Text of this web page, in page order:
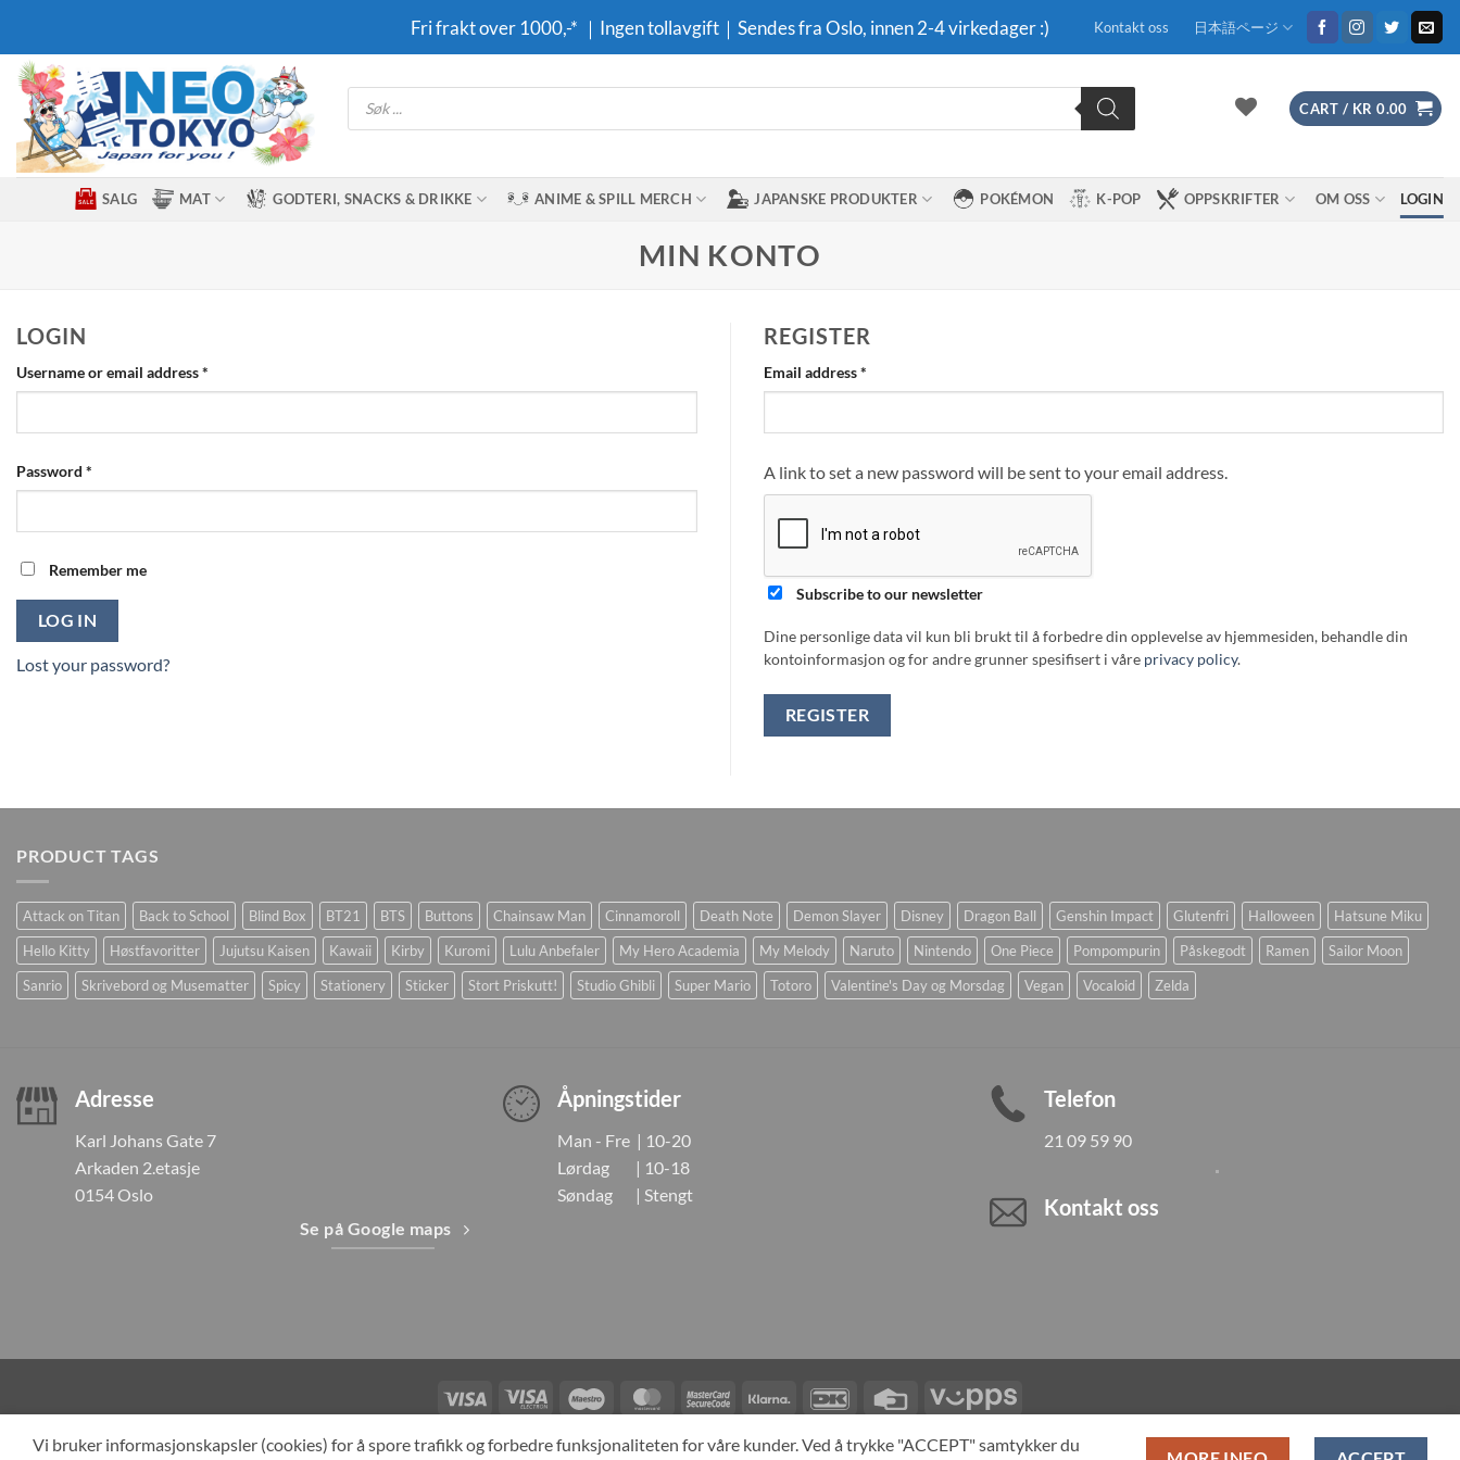
content
Fri frakt over 1000,-* ｜Ingen tollavgift｜Sendes fra Oslo, innen 2-4 virkedager :) Kontakt oss 日本語ページ
Products
search
CART / KR 0.00
SALG MAT GODTERI, SNACKS & DRIKKE ANIME & SPILL MERCH JAPANSKE PRODUKTER POKÉMON K-POP OPPSKRIFTER OM OSS LOGIN
MIN KONTO
LOGIN
Username or email address*
Password *
Remember me
LOG IN
Lost your password?
REGISTER
Email address*
A link to set a new password will be sent to your email address.
Subscribe to our newsletter
Dine personlige data vil kun bli brukt til å forbedre din opplevelse av hjemmesiden, behandle din
kontoinformasjon og for andre grunner spesifisert i våre privacy policy.
REGISTER
PRODUCT TAGS
Attack on Titan Back to School Blind Box BT21 BTS Buttons Chainsaw Man Cinnamoroll Death Note Demon Slayer Disney Dragon Ball Genshin Impact Glutenfri Halloween
Hatsune Miku
Hello Kitty
Høstfavoritter Jujutsu Kaisen Kawaii Kirby Kuromi Lulu Anbefaler My Hero Academia My Melody Naruto Nintendo One Piece Pompompurin Påskegodt Ramen
Sailor Moon
Sanrio
Skrivebord og Musematter Spicy Stationery Sticker Stort Priskutt! Studio Ghibli Super Mario Totoro Valentine's Day og Morsdag Vegan Vocaloid Zelda
Adresse
Karl Johans Gate 7
Arkaden 2.etasje
0154 Oslo
Se på Google maps
Åpningstider
Man - Fre | 10-20
Lørdag | 10-18
Søndag | Stengt
Telefon
21 09 59 90
Kontakt oss
Visa
Visa
Electron
Maestro MasterCardMasterCard
2
Klarna DanKort
Credit
Card
Vipps
TILBAKEKALLINGER KONTAKT OSS OM OSS SPESIALBESTILLING MIN KONTO ALL PRODUCTS
Vi bruker informasjonskapsler (cookies) for å spore trafikk og forbedre funksjonaliteten for våre kunder. Ved å trykke "ACCEPT" samtykker du